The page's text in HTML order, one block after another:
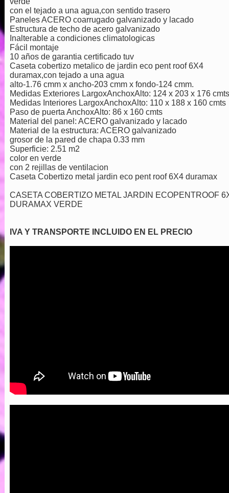
con el tejado a una agua,con sentido trasero
Paneles ACERO coarrugado galvanizado y lacado
Estructura de techo de acero galvanizado
Inalterable a condiciones climatologicas
Fácil montaje
10 años de garantia certificado tuv
Caseta cobertizo metalico de jardin eco pent roof 6X4
duramax,con tejado a una agua
alto-1.76 cmm x ancho-203 cmm x fondo-124 cmm.
Medidas Exteriores LargoxAnchoxAlto: 124 x 203 x 176 cmts
Medidas Interiores LargoxAnchoxAlto: 110 x 188 x 160 cmts
Paso de puerta AnchoxAlto: 86 x 160 cmts
Material del panel: ACERO galvanizado y lacado
Material de la estructura: ACERO galvanizado
grosor de la pared de chapa 0.33 mm
Superficie: 2.51 m2
color en verde
con 2 rejillas de ventilacion
Caseta Cobertizo metal jardin eco pent roof 6X4 duramax
CASETA COBERTIZO METAL JARDIN ECOPENTROOF
DURAMAX VERDE
IVA Y TRANSPORTE INCLUIDO EN EL PRECIO